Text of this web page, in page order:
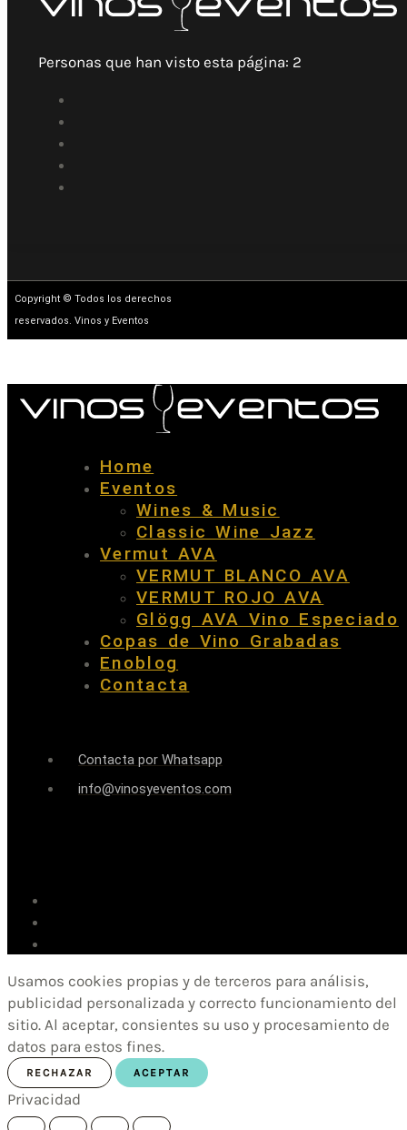
Personas que han visto esta página: 2
Copyright © Todos los derechos
reservados. Vinos y Eventos
Home
Eventos
Wines & Music
Classic Wine Jazz
Vermut AVA
VERMUT BLANCO AVA
VERMUT ROJO AVA
Glögg AVA Vino Especiado
Copas de Vino Grabadas
Enoblog
Contacta
Contacta por Whatsapp
info@vinosyeventos.com
Usamos cookies propias y de terceros para análisis,
publicidad personalizada y correcto funcionamiento del
sitio. Al aceptar, consientes su uso y procesamiento de
datos para estos fines.
RECHAZAR ACEPTAR
Privacidad